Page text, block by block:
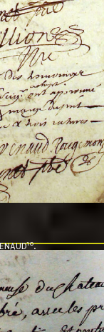
10.
du mois de
chevalier baron
monsieur
present et